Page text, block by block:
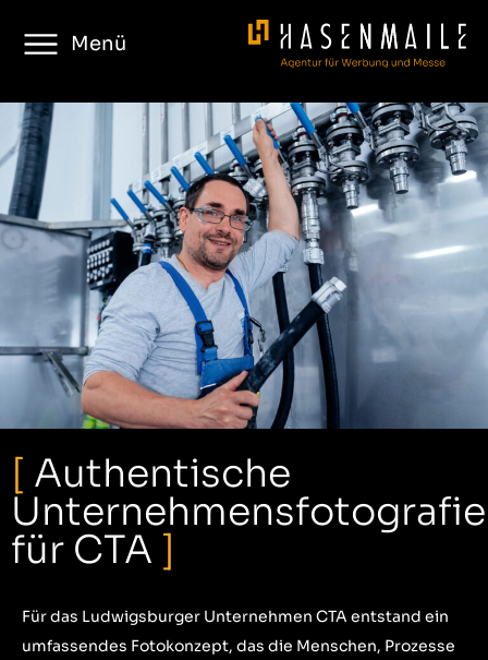
Menü
[ Authentische
Unternehmensfotografie
für CTA ]
Für das Ludwigsburger Unternehmen CTA entstand ein
umfassendes Fotokonzept, das die Menschen, Prozesse